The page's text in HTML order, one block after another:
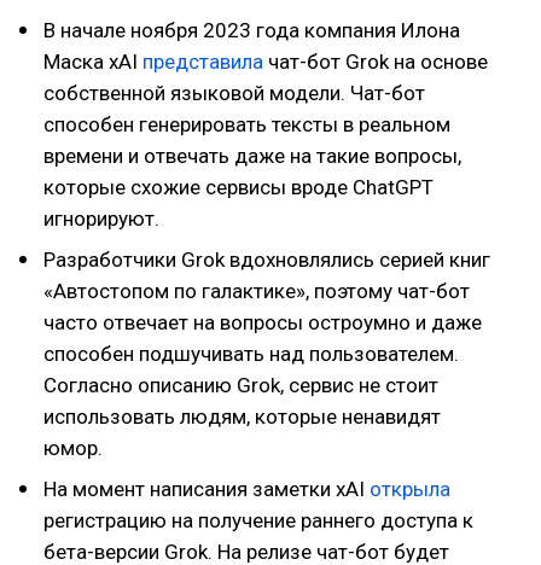
В начале ноября 2023 года компания Илона
Маска xAI представила чат-бот Grok на основе
собственной языковой модели. Чат-бот
способен генерировать тексты в реальном
времени и отвечать даже на такие вопросы,
которые схожие сервисы вроде ChatGPT
игнорируют.
Разработчики Grok вдохновлялись серией книг
«Автостопом по галактике», поэтому чат-бот
часто отвечает на вопросы остроумно и даже
способен подшучивать над пользователем.
Согласно описанию Grok, сервис не стоит
использовать людям, которые ненавидят
юмор.
На момент написания заметки xAI открыла
регистрацию на получение раннего доступа к
бета-версии Grok. На релизе чат-бот будет